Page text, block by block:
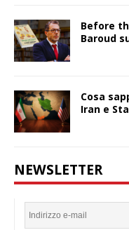
Before
Baroud
Cosa
Iran e
NEWSLETTER